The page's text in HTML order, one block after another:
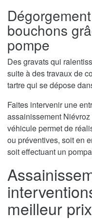
bouchons
pompe
Des gravats qui
suite à des travaux de
tartre qui se dépose
Faites intervenir une
assainissement
véhicule permet de
ou préventives, soit en
soit effectuant un
meilleur prix